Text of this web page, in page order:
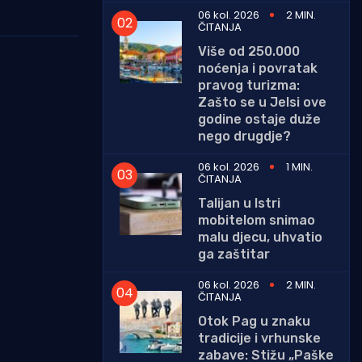
06 kol. 2026 2 MIN.
ČITANJA
Više od 250.000
noćenja i povratak
pravog turizma:
Zašto se u Jelsi ove
godine ostaje duže
nego drugdje?
06 kol. 2026
1 MIN.
ČITANJA
Talijan u Istri
mobitelom snimao
malu djecu, uhvatio
ga zaštitar
06 kol. 2026
2 MIN.
ČITANJA
Otok Pag u znaku
tradicije i vrhunske
zabave: Stižu „Paške